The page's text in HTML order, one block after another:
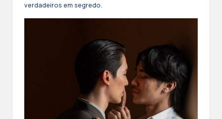
verdadeiros em segredo.